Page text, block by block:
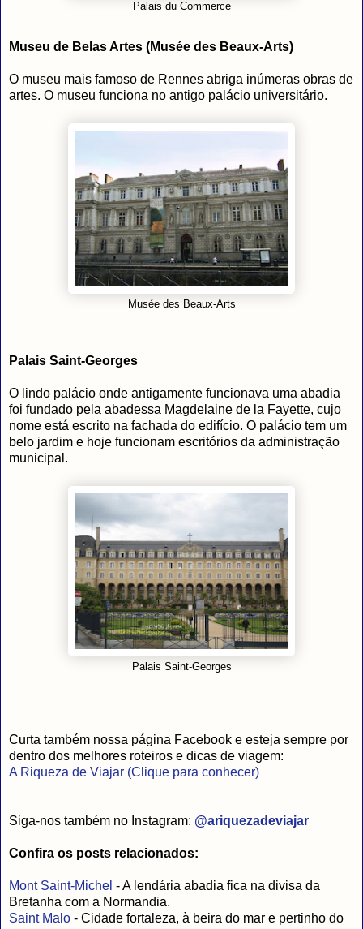
Palais du Commerce
Museu de Belas Artes (Musée des Beaux-Arts)
O museu mais famoso de Rennes abriga inúmeras obras de
artes. O museu funciona no antigo palácio universitário.
Musée des Beaux-Arts
Palais Saint-Georges
O lindo palácio onde antigamente funcionava uma abadia
foi fundado pela abadessa Magdelaine de la Fayette, cujo
nome está escrito na fachada do edifício. O palácio tem um
belo jardim e hoje funcionam escritórios da administração
municipal.
Palais Saint-Georges
Curta também nossa página Facebook e esteja sempre por
dentro dos melhores roteiros e dicas de viagem:
A Riqueza de Viajar (Clique para conhecer)
Siga-nos também no Instagram: @ariquezadeviajar
Confira os posts relacionados:
Mont Saint-Michel - A lendária abadia fica na divisa da
Bretanha com a Normandia.
Saint Malo - Cidade fortaleza, à beira do mar e pertinho do